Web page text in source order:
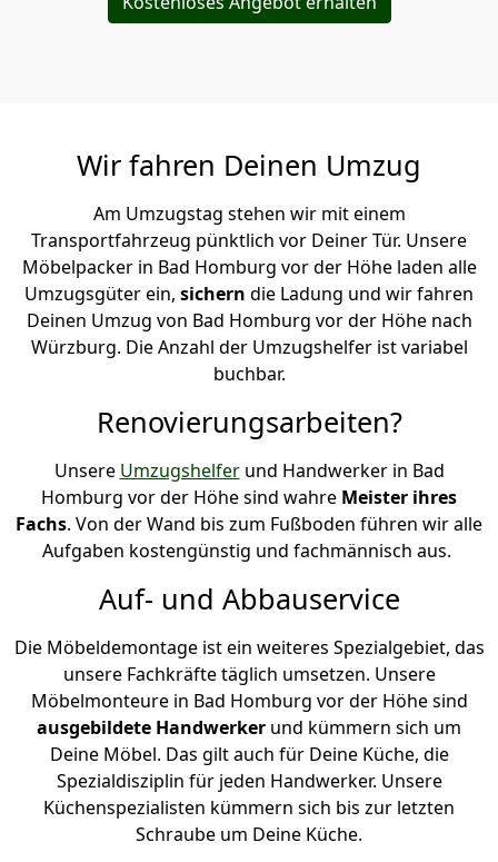
Wir fahren Deinen Umzug
Am Umzugstag stehen wir mit einem
Transportfahrzeug pünktlich vor Deiner Tür. Unsere
Möbelpacker in Bad Homburg vor der Höhe laden alle
Umzugsgüter ein, sichern die Ladung und wir fahren
Deinen Umzug von Bad Homburg vor der Höhe nach
Würzburg. Die Anzahl der Umzugshelfer ist variabel
buchbar.
Renovierungsarbeiten?
Unsere Umzugshelferund Handwerker in Bad
Homburg vor der Höhe sind wahre Meister ihres
Fachs. Von der Wand bis zum Fußboden führen wir alle
Aufgaben kostengünstig und fachmännisch aus.
Auf- und Abbauservice
Die Möbeldemontage ist ein weiteres Spezialgebiet, das
unsere Fachkräfte täglich umsetzen. Unsere
Möbelmonteure in Bad Homburg vor der Höhe sind
ausgebildete Handwerker und kümmern sich um
Deine Möbel. Das gilt auch für Deine Küche, die
Spezialdisziplin für jeden Handwerker. Unsere
Küchenspezialisten kümmern sich bis zur letzten
Schraube um Deine Küche.